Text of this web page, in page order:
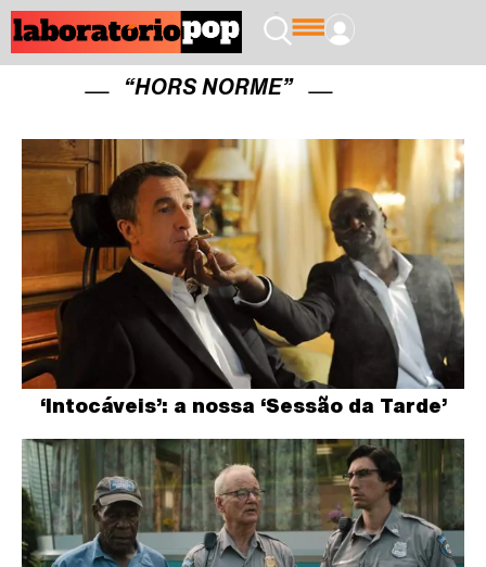
“HORS NORME”
‘Intocáveis’: a nossa ‘Sessão da Tarde’